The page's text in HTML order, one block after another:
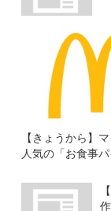
【きょうから】
人気の「お食事
登場、熱々とろ
ニュー